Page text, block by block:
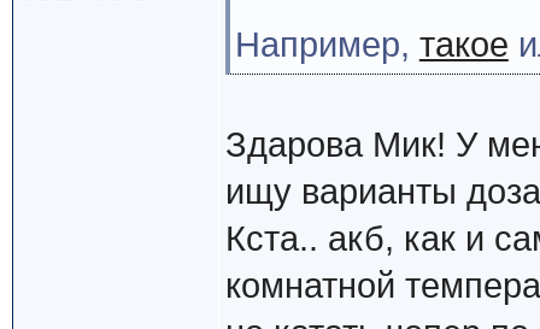
Например, такое
Здарова Мик! У
ищу варианты
Кста.. акб, как и
комнатной